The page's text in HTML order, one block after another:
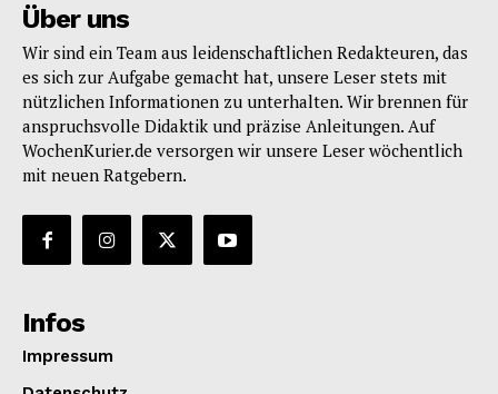
Über uns
Wir sind ein Team aus leidenschaftlichen Redakteuren, das
es sich zur Aufgabe gemacht hat, unsere Leser stets mit
nützlichen Informationen zu unterhalten. Wir brennen für
anspruchsvolle Didaktik und präzise Anleitungen. Auf
WochenKurier.de versorgen wir unsere Leser wöchentlich
mit neuen Ratgebern.
Infos
Impressum